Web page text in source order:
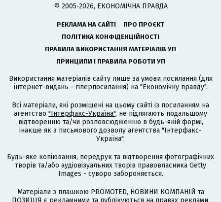
© 2005-2026, ЕКОНОМІЧНА ПРАВДА
РЕКЛАМА НА САЙТІ
ПРО ПРОЄКТ
ПОЛІТИКА КОНФІДЕНЦІЙНОСТІ
ПРАВИЛА ВИКОРИСТАННЯ МАТЕРІАЛІВ УП
ПРИНЦИПИ І ПРАВИЛА РОБОТИ УП
Використання матеріалів сайту лише за умови посилання (для
інтернет-видань - гіперпосилання) на "Економічну правду".
Всі матеріали, які розміщені на цьому сайті із посиланням на
агентство "Інтерфакс-Україна", не підлягають подальшому
відтворенню та/чи розповсюдженню в будь-якій формі,
інакше як з письмового дозволу агентства "Інтерфакс-
Україна".
Будь-яке копіювання, передрук та відтворення фотографічних
творів та/або аудіовізуальних творів правовласника Getty
Images - суворо забороняється.
Матеріали з плашкою PROMOTED, НОВИНИ КОМПАНІЙ та